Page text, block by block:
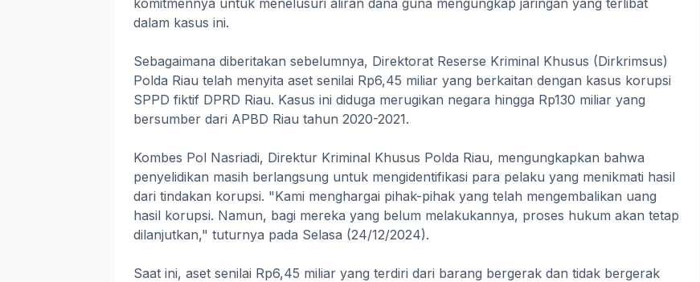
dalam kasus ini.
Sebagaimana diberitakan sebelumnya, Direktorat Reserse Kriminal Khusus (Dirkrimsus)
Polda Riau telah menyita aset senilai Rp6,45 miliar yang berkaitan dengan kasus korupsi
SPPD fiktif DPRD Riau. Kasus ini diduga merugikan negara hingga Rp130 miliar yang
bersumber dari APBD Riau tahun 2020-2021.
Kombes Pol Nasriadi, Direktur Kriminal Khusus Polda Riau, mengungkapkan bahwa
penyelidikan masih berlangsung untuk mengidentifikasi para pelaku yang menikmati hasil
dari tindakan korupsi. "Kami menghargai pihak-pihak yang telah mengembalikan uang
hasil korupsi. Namun, bagi mereka yang belum melakukannya, proses hukum akan tetap
dilanjutkan," tuturnya pada Selasa (24/12/2024).
Saat ini, aset senilai Rp6,45 miliar yang terdiri dari barang bergerak dan tidak bergerak